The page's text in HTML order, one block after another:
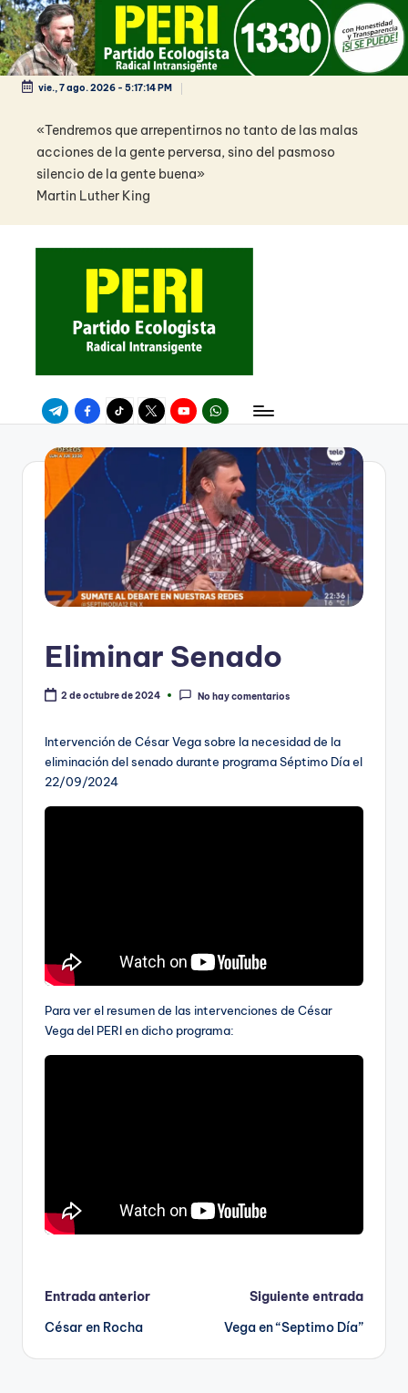
Saltar
al
contenidovie., 7 ago. 2026- 5:17:15 PM
«Tendremos que arrepentirnos no tanto de las malas
acciones de la gente perversa, sino del pasmoso
silencio de la gente buena»
Martin Luther King
TelegramFacebookTikTokTwitterYoutubeWhatsApp
Eliminar Senado
2 de octubre de 2024 No hay comentarios
Intervención de César Vega sobre la necesidad de la
eliminación del senado durante programa Séptimo Día el
22/09/2024
Para ver el resumen de las intervenciones de César
Vega del PERI en dicho programa:
Navegación
de
Entrada anterior
César en Rocha
Siguiente entrada
Vega en “Septimo Día”